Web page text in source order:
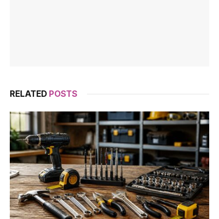
RELATED POSTS